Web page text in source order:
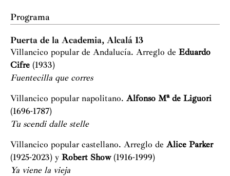
Programa
Puerta de la Academia, Alcalá 13
Villancico popular de Andalucía. Arreglo de Eduardo
Cifre (1933)
Fuentecilla que corres
Villancico popular napolitano. Alfonso Mª de Liguori
(1696-1787)
Tu scendi dalle stelle
Villancico popular castellano. Arreglo de Alice Parker
(1925-2023) y Robert Show(1916-1999)
Ya viene la vieja